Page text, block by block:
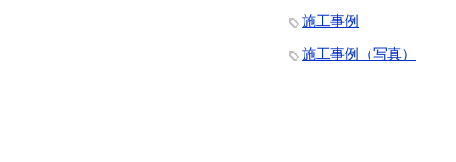
施工事例
施工事例（写真）